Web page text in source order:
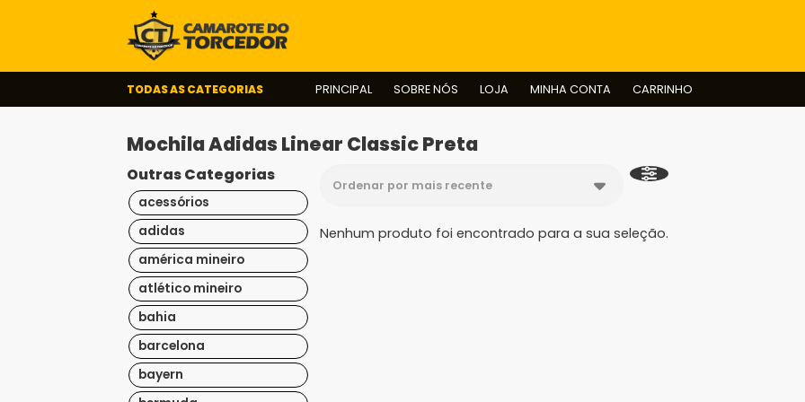
TODAS AS CATEGORIAS PRINCIPAL SOBRE NÓS LOJA MINHA CONTA CARRINHO
Mochila Adidas Linear Classic Preta
Outras Categorias
acessórios
adidas
américa mineiro
atlético mineiro
bahia
barcelona
bayern
Nenhum produto foi encontrado para a sua seleção.